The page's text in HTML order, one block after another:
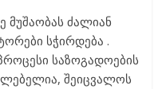
მუშაობას ძალიან
სჭირდება .
საზოგადოების
შეიცვალოს